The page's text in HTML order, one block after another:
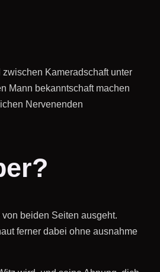
Kameradschaft unter
Mann bekanntschaft machen
Nervenenden
beiden Seiten ausgeht.
ferner dabei ohne ausnahme